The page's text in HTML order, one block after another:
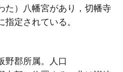
た）八幡宮があり，切幡寺
定されている。
野郡所属。人口